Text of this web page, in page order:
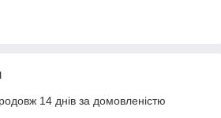
14 днів за домовленістю